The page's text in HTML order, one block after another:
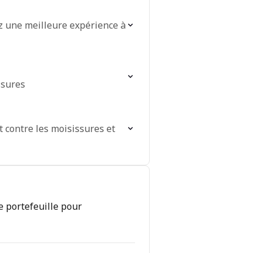
meilleure expérience à
contre les moisissures et
portefeuille pour